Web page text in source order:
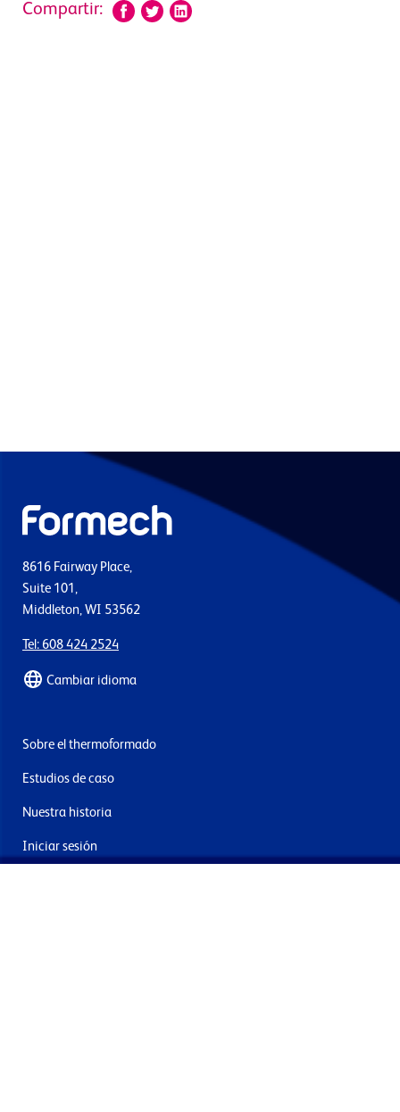
Compartir:
8616 Fairway Place,
Suite 101,
Middleton, WI 53562
Tel: 608 424 2524
Cambiar idioma
Sobre el thermoformado
Estudios de caso
Nuestra historia
Iniciar sesión